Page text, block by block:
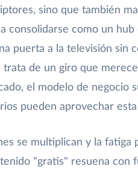
sino que también
consolidarse como un
puerta a la televisión sin
trata de un giro que
el modelo de negocio
pueden aprovechar
se multiplican y la fatiga
"gratis" resuena con